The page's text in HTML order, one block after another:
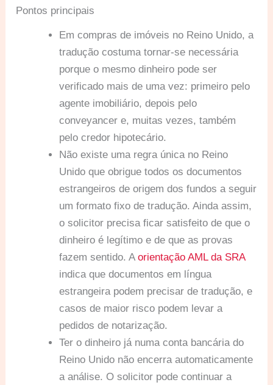
Pontos principais
Em compras de imóveis no Reino Unido, a
tradução costuma tornar-se necessária
porque o mesmo dinheiro pode ser
verificado mais de uma vez: primeiro pelo
agente imobiliário, depois pelo
conveyancer e, muitas vezes, também
pelo credor hipotecário.
Não existe uma regra única no Reino
Unido que obrigue todos os documentos
estrangeiros de origem dos fundos a seguir
um formato fixo de tradução. Ainda assim,
o solicitor precisa ficar satisfeito de que o
dinheiro é legítimo e de que as provas
fazem sentido. Aorientação AML da SRA
indica que documentos em língua
estrangeira podem precisar de tradução, e
casos de maior risco podem levar a
pedidos de notarização.
Ter o dinheiro já numa conta bancária do
Reino Unido não encerra automaticamente
a análise. O solicitor pode continuar a